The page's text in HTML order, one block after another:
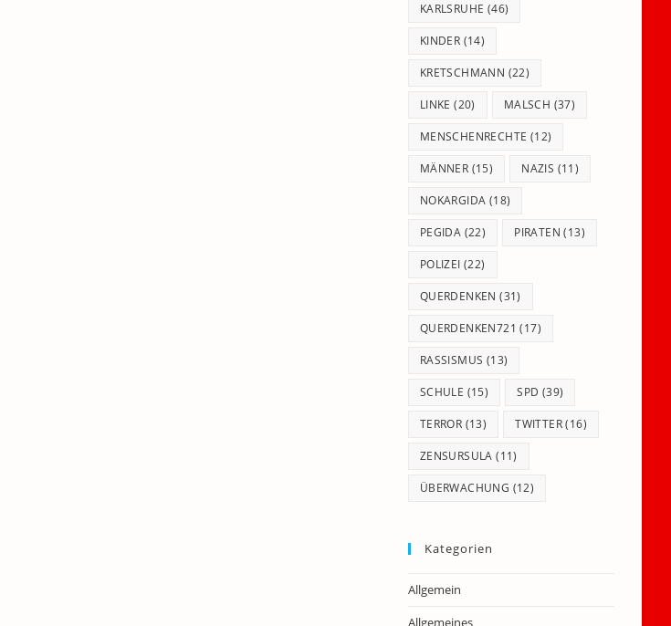
KARLSRUHE (46)
KINDER (14)
KRETSCHMANN (22)
LINKE (20) MALSCH (37)
MENSCHENRECHTE (12)
MÄNNER (15) NAZIS (11)
NOKARGIDA (18)
PEGIDA (22) PIRATEN (13)
POLIZEI (22)
QUERDENKEN (31)
QUERDENKEN721 (17)
RASSISMUS (13)
SCHULE (15) SPD (39)
TERROR (13) TWITTER(16)
ZENSURSULA (11)
ÜBERWACHUNG (12)
Kategorien
Allgemein
Allgemeines